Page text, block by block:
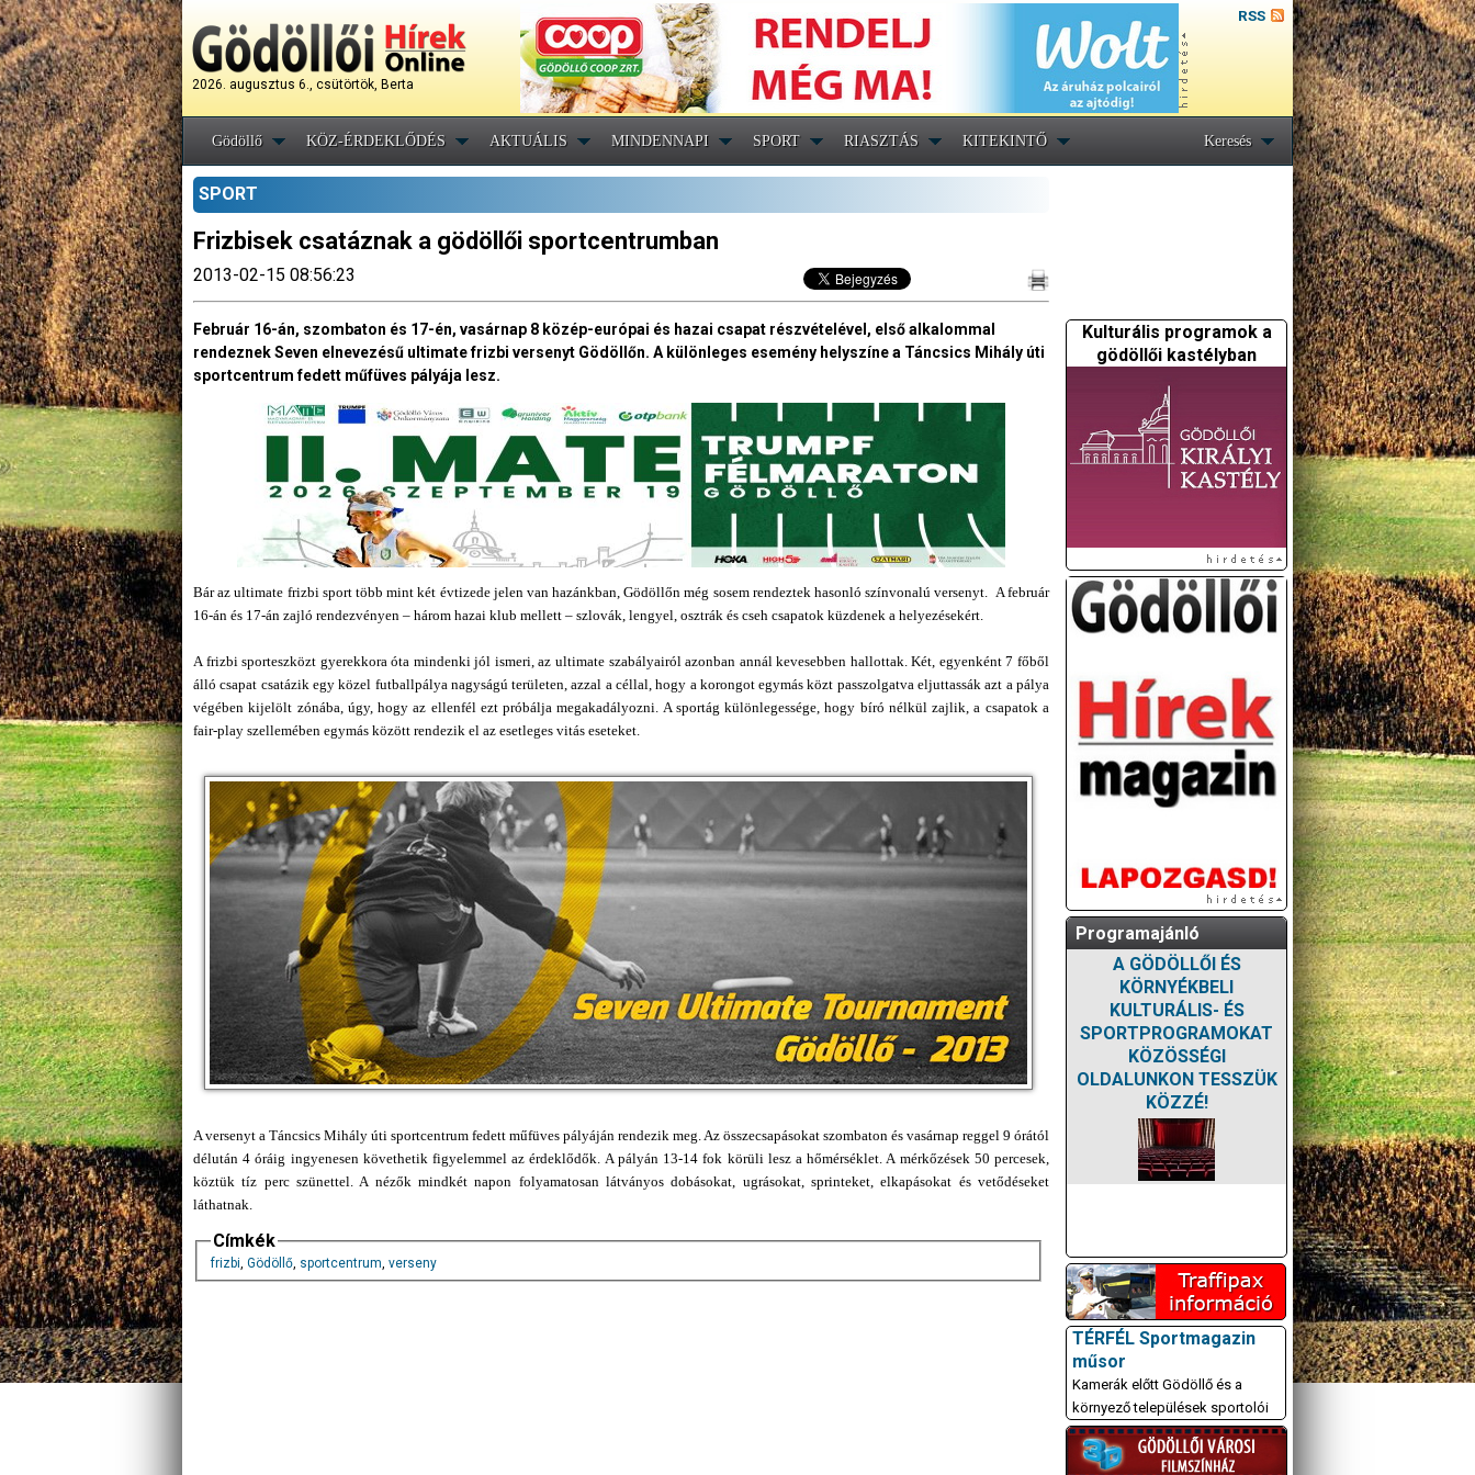
2026. augusztus 6., csütörtök, Berta
RSS
Gödöllő KÖZ-ÉRDEKLŐDÉS AKTUÁLIS MINDENNAPI SPORT RIASZTÁS KITEKINTŐ Keresés
SPORT
Frizbisek csatáznak a gödöllői sportcentrumban
2013-02-15 08:56:23
Február 16-án, szombaton és 17-én, vasárnap 8 közép-európai és hazai csapat részvételével, első alkalommal
rendeznek Seven elnevezésű ultimate frizbi versenyt Gödöllőn. A különleges esemény helyszíne a Táncsics Mihály úti
sportcentrum fedett műfüves pályája lesz.
Bár az ultimate frizbi sport több mint két évtizede jelen van hazánkban, Gödöllőn még sosem rendeztek hasonló színvonalú versenyt. A február
16-án és 17-án zajló rendezvényen – három hazai klub mellett – szlovák, lengyel, osztrák és cseh csapatok küzdenek a helyezésekért.
A frizbi sporteszközt gyerekkora óta mindenki jól ismeri, az ultimate szabályairól azonban annál kevesebben hallottak. Két, egyenként 7 főből
álló csapat csatázik egy közel futballpálya nagyságú területen, azzal a céllal, hogy a korongot egymás közt passzolgatva eljuttassák azt a pálya
végében kijelölt zónába, úgy, hogy az ellenfél ezt próbálja megakadályozni. A sportág különlegessége, hogy bíró nélkül zajlik, a csapatok a
fair-play szellemében egymás között rendezik el az esetleges vitás eseteket.
A versenyt a Táncsics Mihály úti sportcentrum fedett műfüves pályáján rendezik meg. Az összecsapásokat szombaton és vasárnap reggel 9 órától
délután 4 óráig ingyenesen követhetik figyelemmel az érdeklődők. A pályán 13-14 fok körüli lesz a hőmérséklet. A mérkőzések 50 percesek,
köztük tíz perc szünettel. A nézők mindkét napon folyamatosan látványos dobásokat, ugrásokat, sprinteket, elkapásokat és vetődéseket
láthatnak.
Címkék
frizbi, Gödöllő, sportcentrum, verseny
Kulturális programok a
gödöllői kastélyban
Programajánló
A GÖDÖLLŐI ÉS
KÖRNYÉKBELI
KULTURÁLIS- ÉS
SPORTPROGRAMOKAT
KÖZÖSSÉGI
OLDALUNKON TESSZÜK
KÖZZÉ!
TÉRFÉL Sportmagazin
műsor
Kamerák előtt Gödöllő és a
környező települések sportolói